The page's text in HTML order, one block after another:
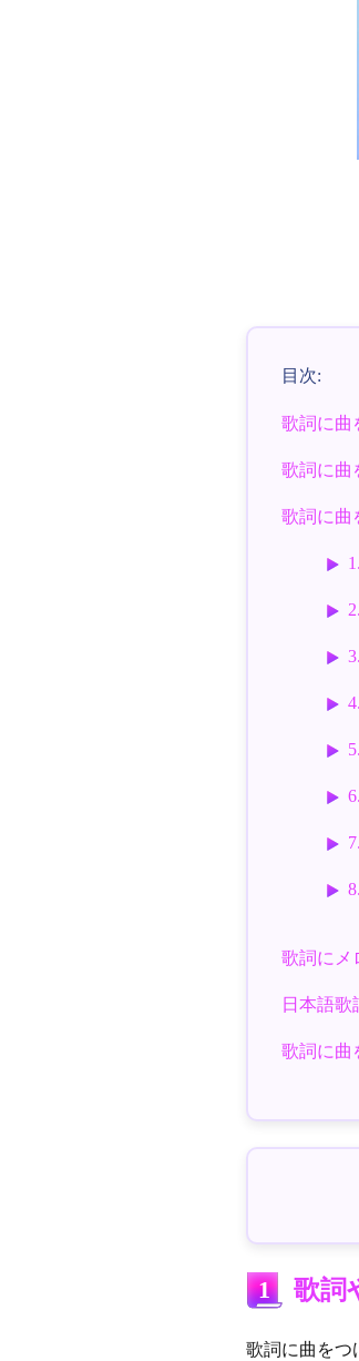
目次:
歌詞に曲
歌詞に曲
歌詞に曲
歌詞にメ
日本語歌
歌詞に曲
1 歌詞
歌詞に曲をつ